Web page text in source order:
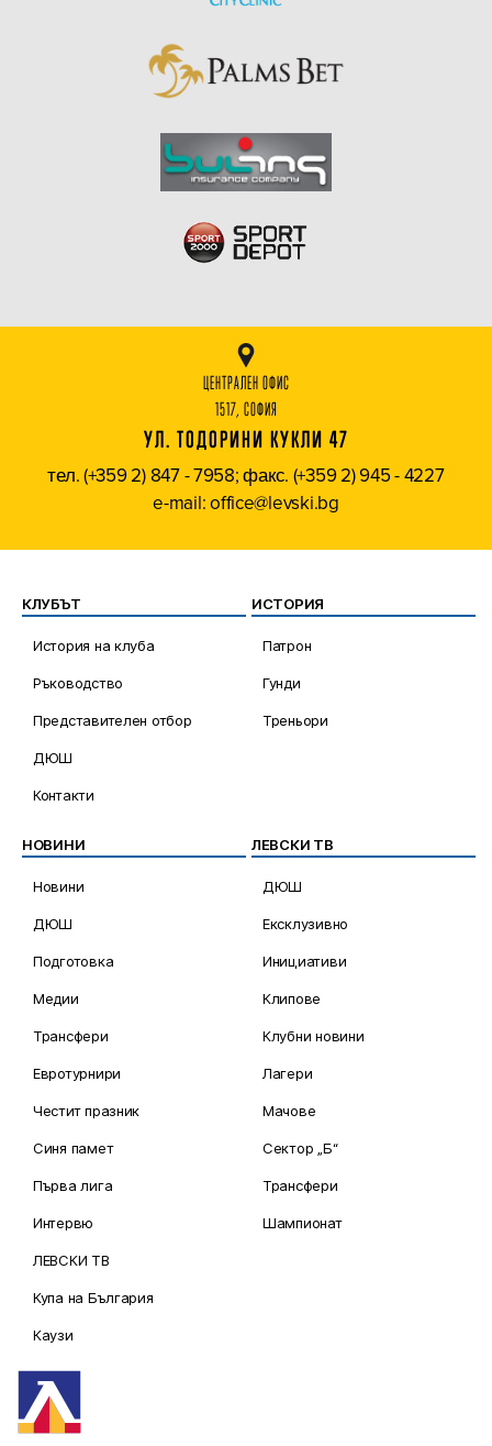
ЦЕНТРАЛЕН ОФИС
1517, СОФИЯ
УЛ. ТОДОРИНИ КУКЛИ 47
тел. (+359 2) 847 - 7958; факс. (+359 2) 945 - 4227
e-mail: office@levski.bg
КЛУБЪТ
История на клуба
Ръководство
Представителен отбор
ДЮШ
Контакти
ИСТОРИЯ
Патрон
Гунди
Треньори
НОВИНИ
Новини
ДЮШ
Подготовка
Медии
Трансфери
Евротурнири
Честит празник
Синя памет
Първа лига
Интервю
ЛЕВСКИ ТВ
Купа на България
Каузи
ЛЕВСКИ ТВ
ДЮШ
Ексклузивно
Инициативи
Клипове
Клубни новини
Лагери
Мачове
Сектор „Б“
Трансфери
Шампионат